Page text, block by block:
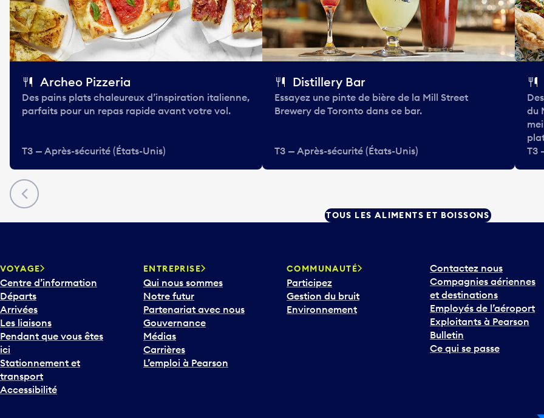
Précédent
Archeo Pizzeria
Des pains plats chaleureux d’inspiration italienne,
parfaits pour un repas rapide avant votre vol.
T3 — Après-sécurité (États-Unis)
Distillery Bar
Essayez une pinte de bière de la Mill Street
Brewery de Toronto dans ce bar.
T3 — Après-sécurité (États-Unis)
du
T3
TOUS LES ALIMENTS ET BOISSONS
VOYAGE
Centre d’information
Départs
Arrivées
Les liaisons
Pendant que vous êtes
ici
Stationnement et
transport
Accessibilité
ENTREPRISE
Qui nous sommes
Notre futur
Partenariat avec nous
Gouvernance
Médias
Carrières
L’emploi à Pearson
COMMUNAUTÉ
Participez
Gestion du bruit
Environnement
Contactez nous
Compagnies aériennes
et destinations
Employés de l’aéroport
Exploitants à Pearson
Bulletin
Ce qui se passe